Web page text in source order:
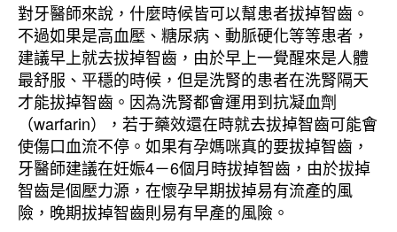
對牙醫師來說，什麼時候皆可以幫患者拔掉智齒。
不過如果是高血壓、糖尿病、動脈硬化等等患者，
建議早上就去拔掉智齒，由於早上一覺醒來是人體
最舒服、平穩的時候，但是洗腎的患者在洗腎隔天
才能拔掉智齒。因為洗腎都會運用到抗凝血劑
（warfarin），若于藥效還在時就去拔掉智齒可能會
使傷口血流不停。如果有孕媽咪真的要拔掉智齒，
牙醫師建議在妊娠4－6個月時拔掉智齒，由於拔掉
智齒是個壓力源，在懷孕早期拔掉易有流產的風
險，晚期拔掉智齒則易有早產的風險。